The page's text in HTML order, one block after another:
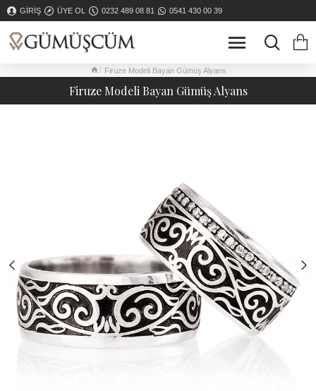
GIRIŞ ÜYE OL 0232 489 08 81 0541 430 00 39
Firuze Modeli Bayan Gümüş Alyans
Firuze Modeli Bayan Gümüş Alyans